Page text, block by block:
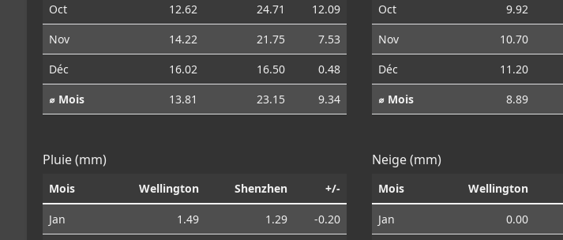
Oct
12.62 24.71
12.09
Nov
14.22 21.75
7.53
Déc
16.02 16.50
0.48
⌀ Mois
13.81 23.15 9.34
Oct
9.92
Nov
10.70
Déc
11.20
⌀ Mois
8.89
Pluie (mm)
Mois Wellington Shenzhen +/-
Jan 1.49 1.29
-0.20
Neige (mm)
Mois Wellington
Jan 0.00